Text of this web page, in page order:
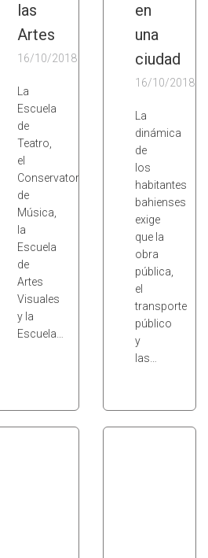
las
Artes
16/10/2018
La
Escuela
de
Teatro,
el
Conservatorio
de
Música,
la
Escuela
de
Artes
Visuales
y la
Escuela…
en
una
ciudad
16/10/2018
La
dinámica
de
los
habitantes
bahienses
exige
que la
obra
pública,
el
transporte
público
y
las…